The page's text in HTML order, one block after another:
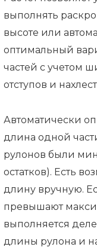
выполнять
высоте или
оптимальный
частей с учетом
отступов и
Автоматически
длина одной
рулонов были
остатков). Есть
длину вручную.
превышают
выполняется
длины рулона и